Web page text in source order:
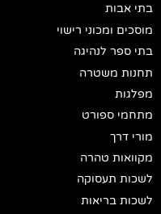
בתי אבות
מוסכים ומכוני רישוי
בתי ספר לנהיגה
תחנות משטרה
מפלגות
מתחמי ספורט
מורי דרך
מקוואות טהרה
לשכות תעסוקה
לשכות בריאות